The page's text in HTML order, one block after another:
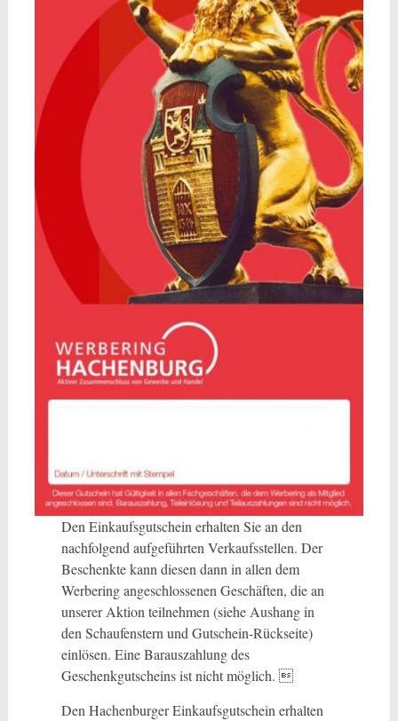
Den Einkaufsgutschein erhalten Sie an den
nachfolgend aufgeführten Verkaufsstellen. Der
Beschenkte kann diesen dann in allen dem
Werbering angeschlossenen Geschäften, die an
unserer Aktion teilnehmen (siehe Aushang in
den Schaufenstern und Gutschein-Rückseite)
einlösen. Eine Barauszahlung des
Geschenkgutscheins ist nicht möglich. 
Den Hachenburger Einkaufsgutschein erhalten